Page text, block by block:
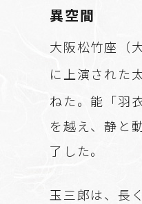
異空間
大阪松竹座（
に上演された
ねた。能「羽
を越え、静と
了した。
玉三郎は、長